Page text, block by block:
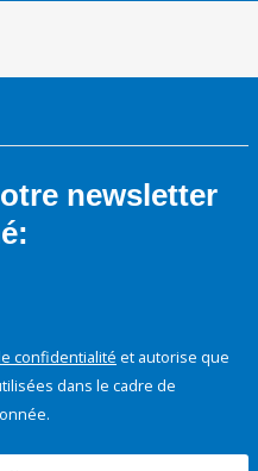
newsletter
confidentialité et autorise que
dans le cadre de